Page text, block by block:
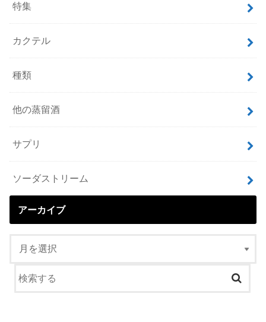
特集
カクテル
種類
他の蒸留酒
サプリ
ソーダストリーム
アーカイブ